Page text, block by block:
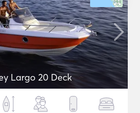
Largo 20 Deck